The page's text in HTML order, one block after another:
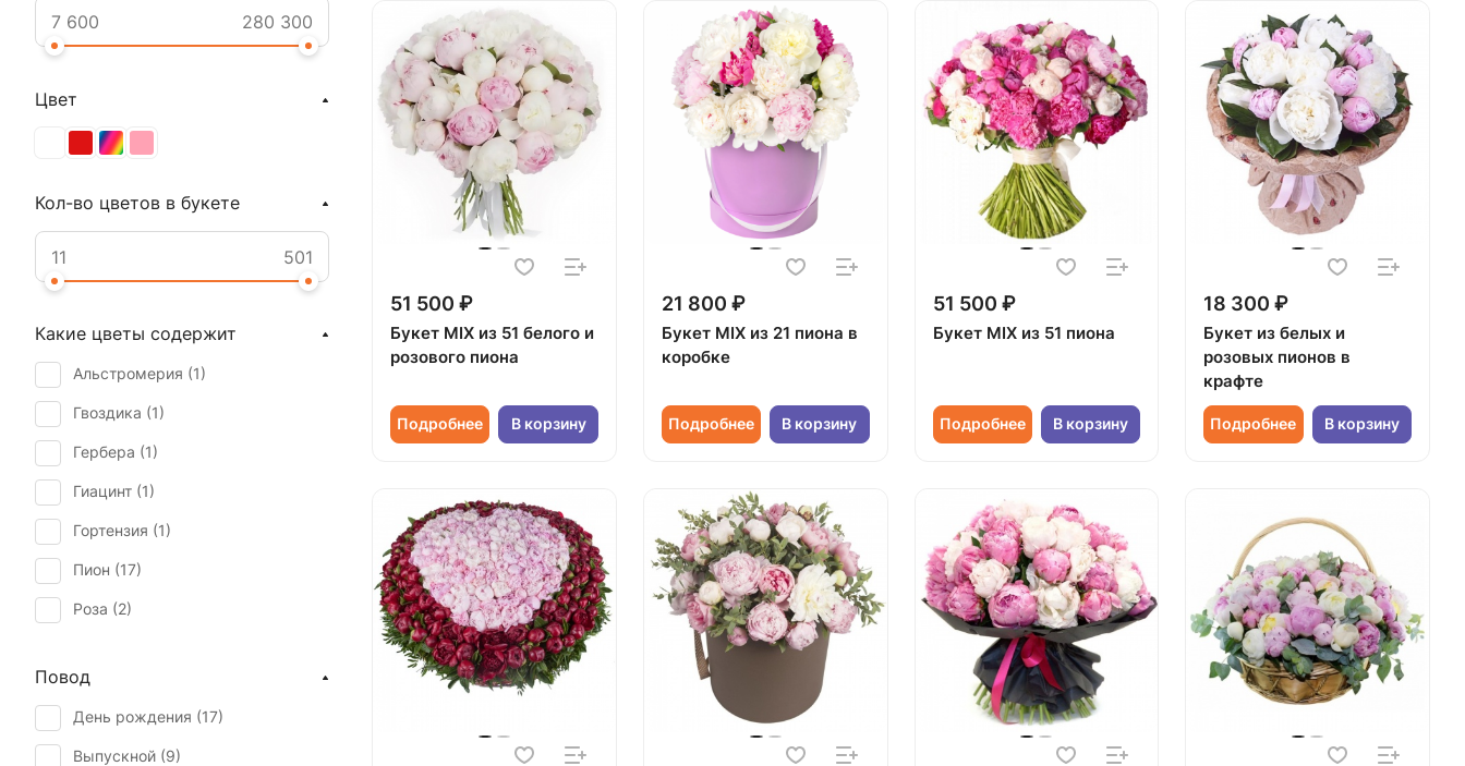
51 500 ₽
Букет MIX из 51 белого и
розового пиона
Подробнее В корзину
21 800 ₽
Букет MIX из 21 пиона в
коробке
Подробнее В корзину
51 500 ₽
Букет MIX из 51 пиона
Подробнее В корзину
18 300 ₽
Букет из белых и
розовых пионов в
крафте
Подробнее В корзину
Цвет
Кол-во цветов в букете
Какие цветы содержит
Альстромерия (1)
Гвоздика (1)
Гербера (1)
Гиацинт (1)
Гортензия (1)
Пион (17)
Роза (2)
Эустома (
Повод
День рождения (17)
Выпускной (9)